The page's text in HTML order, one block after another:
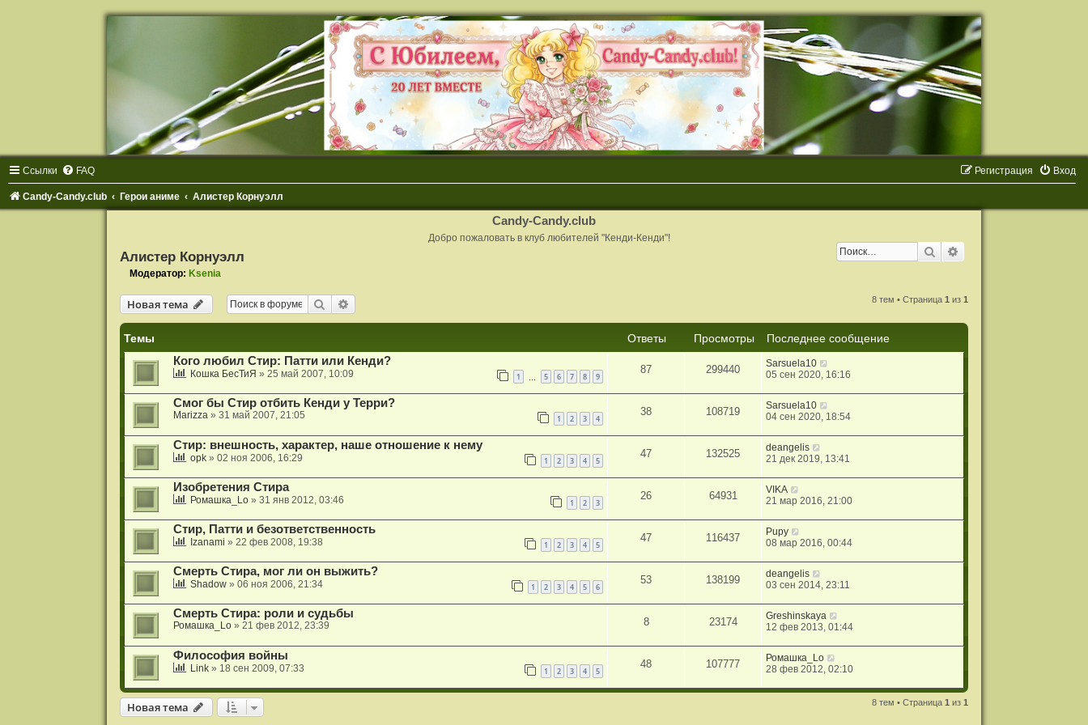
Ссылки FAQ Вход
Регистрация
Candy-Candy.club Герои аниме Алистер Корнуэлл
Candy-Candy.club
Добро пожаловать в клуб любителей "Кенди-Кенди"!
Поиск
Алистер Корнуэлл
Модератор: Ksenia
Новая тема Поиск 8 тем • Страница1 из1
Темы Ответы Просмотры
Последнее сообщение
Кого любил Стир: Патти или Кенди?
Кошка БесТиЯ » 25 май 2007, 10:09 1 5 6 7 8 9
87 299440
Sarsuela10
05 сен 2020, 16:16
Смог бы Стир отбить Кенди у Терри?
Marizza » 31 май 2007, 21:05 1 2 3 4
38 108719
Sarsuela10
04 сен 2020, 18:54
Стир: внешность, характер, наше отношение к нему
opk» 02 ноя 2006, 16:29 1 2 3 4 5
47 132525
deangelis
21 дек 2019, 13:41
Изобретения Стира
Ромашка_Lo» 31 янв 2012, 03:46 1 2 3
26 64931
VIKA
21 мар 2016, 21:00
Стир, Патти и безответственность
Izanami » 22 фев 2008, 19:38 1 2 3 4 5
47 116437
Pupy
08 мар 2016, 00:44
Смерть Стира, мог ли он выжить?
Shadow» 06 ноя 2006, 21:34 1 2 3 4 5 6
53 138199
deangelis
03 сен 2014, 23:11
Смерть Стира: роли и судьбы
Ромашка_Lo» 21 фев 2012, 23:39 8 23174
Greshinskaya
12 фев 2013, 01:44
Философия войны
Link» 18 сен 2009, 07:33 1 2 3 4 5
48 107777
Ромашка_Lo
28 фев 2012, 02:10
Новая тема 8 тем • Страница1 из1